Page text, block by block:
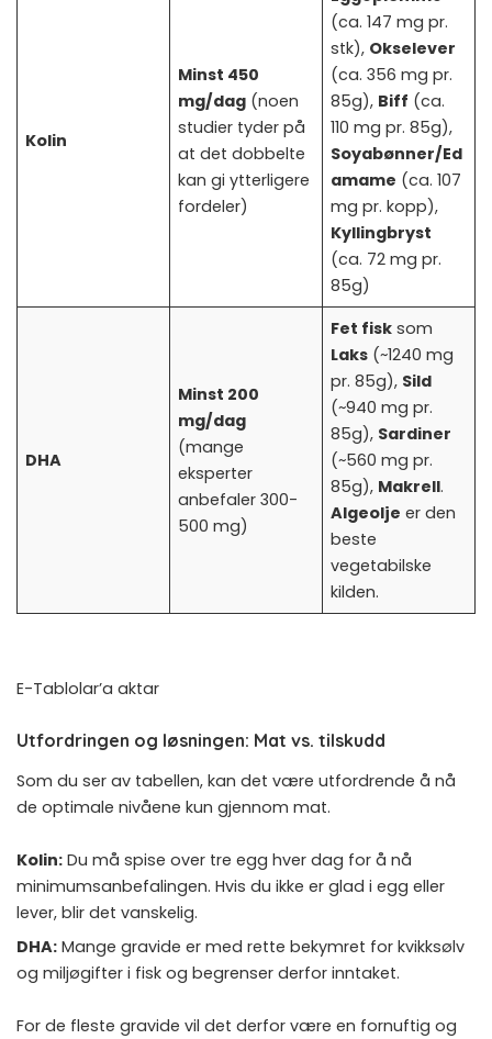
Kolin
Minst 450
mg/dag (noen
studier tyder på
at det dobbelte
kan gi ytterligere
fordeler)
(ca. 147 mg pr.
stk), Okselever
(ca. 356 mg pr.
85g), Biff (ca.
110 mg pr. 85g),
Soyabønner/Ed
amame (ca. 107
mg pr. kopp),
Kyllingbryst
(ca. 72 mg pr.
85g)
DHA
Minst 200
mg/dag
(mange
eksperter
anbefaler 300-
500 mg)
Fet fisk som
Laks (~1240 mg
pr. 85g), Sild
(~940 mg pr.
85g), Sardiner
(~560 mg pr.
85g), Makrell.
Algeolje er den
beste
vegetabilske
kilden.
E-Tablolar’a aktar
Utfordringen og løsningen: Mat vs. tilskudd
Som du ser av tabellen, kan det være utfordrende å nå
de optimale nivåene kun gjennom mat.
Kolin: Du må spise over tre egg hver dag for å nå
minimumsanbefalingen. Hvis du ikke er glad i egg eller
lever, blir det vanskelig.
DHA: Mange gravide er med rette bekymret for kvikksølv
og miljøgifter i fisk og begrenser derfor inntaket.
For de fleste gravide vil det derfor være en fornuftig og